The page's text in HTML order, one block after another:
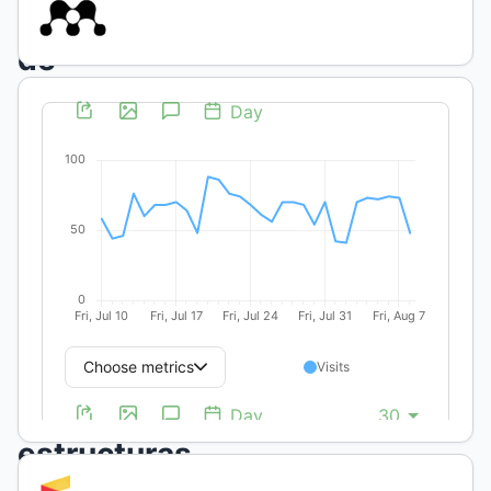
Persistencia
de
los
fuegos
diferentes
estructuras